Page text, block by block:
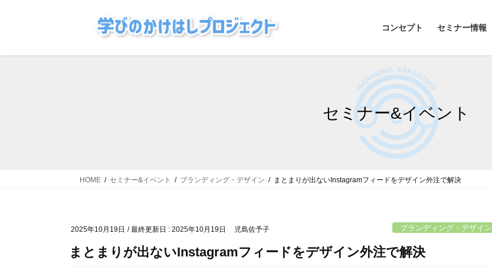
コンセプト セミナー情報
セミナー&イベント
HOME セミナー&イベント ブランディング・デザイン まとまりが出ないInstagramフィードをデザイン外注で解決
2025年10月19日 / 最終更新日 : 2025年10月19日 児島佐予子 ブランディング・デザイン
まとまりが出ないInstagramフィードをデザイン外注で解決